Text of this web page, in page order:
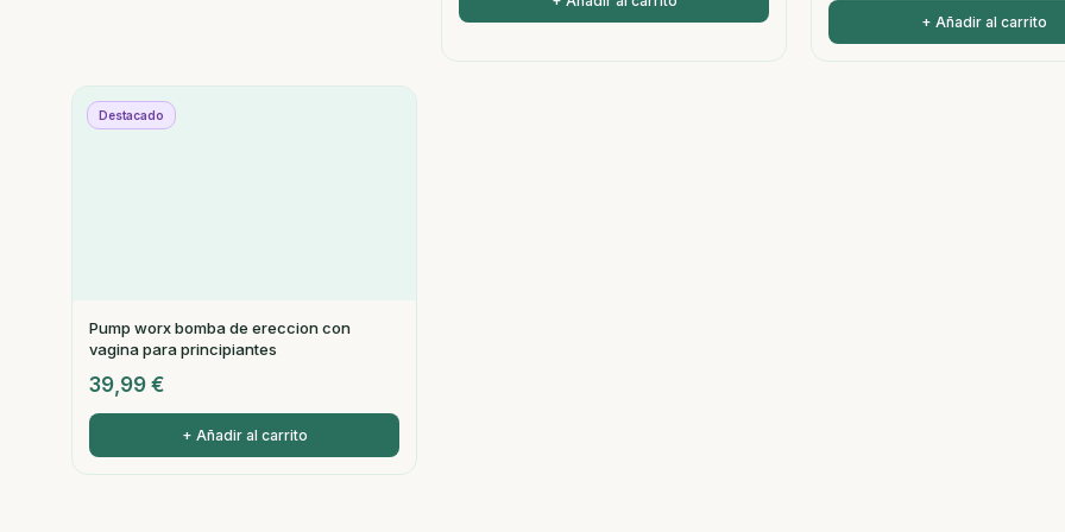
+ Añadir al carrito
Destacado
Pump worx bomba de ereccion con
vagina para principiantes
39,99 €
+ Añadir al carrito